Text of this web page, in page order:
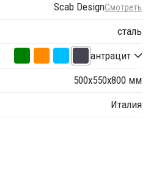
Scab DesignСмотреть
сталь
антрацит
500х550х800 мм
Италия